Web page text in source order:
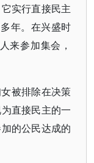
实行直接民主
年。在兴盛时
来参加集会，
被排除在决策
直接民主的一
的公民达成的